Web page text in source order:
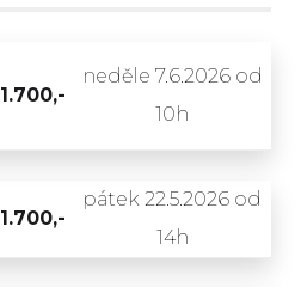
1.700,-
neděle 7.6.2026 od
10h
1.700,-
pátek 22.5.2026 od
14h